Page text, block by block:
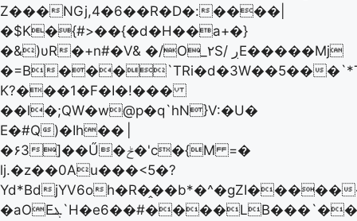
Z���NGj,4�6��R�D�:����|
�$K�{#>��{�d�H��a+�}
�&)υR�+n#�V& �/O_۲S/ ڔE�����Mj
�=B���`TRi�d�3W��5��
K?���1�F�I�!���
��l�;QW�w@p�q`hN}V:�U�
E�#Q)�Ih��
�۶3]��Ű�ݲ�'c�{M =�
ǉ.�z��0Au���<5�?
Yd*BdjYV6o
�aOEܔ`H�e6��#����LB���`��;�:�Ѥ�c�9��Rk��<��{��̿�?